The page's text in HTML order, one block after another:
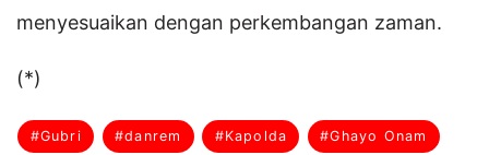
menyesuaikan dengan perkembangan zaman.
(*)
#Gubri #danrem #Kapolda #Ghayo Onam